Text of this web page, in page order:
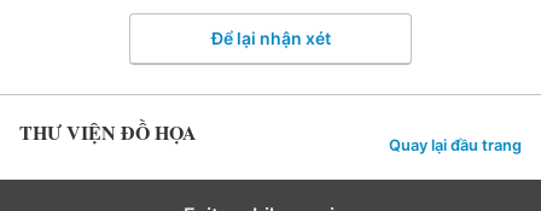
Để lại nhận xét
THƯ VIỆN ĐỒ HỌA Quay lại đầu trang